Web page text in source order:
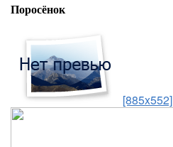
Поросёнок
[885x552]